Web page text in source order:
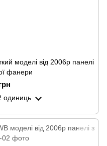
моделі від 2006р панелі
фанери
одиниць